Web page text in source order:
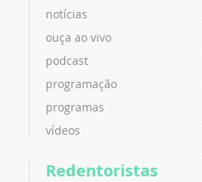
notícias
ouça ao vivo
podcast
programação
programas
vídeos
Redentoristas